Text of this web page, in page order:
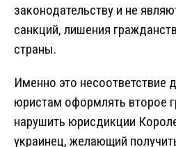
законодательству и не
санкций, лишения
страны.
Именно это несоответствие
юристам оформлять второе
нарушить юрисдикции
украинец, желающий